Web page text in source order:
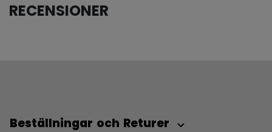
RECENSIONER
Beställningar och Returer